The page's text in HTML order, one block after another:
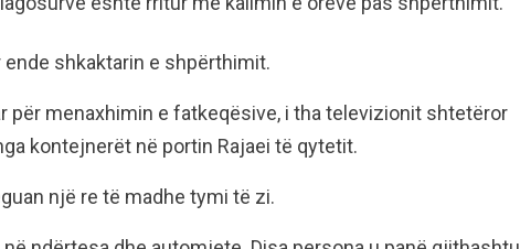
shkaktarin e shpërthimit.
për menaxhimin e fatkeqësive, i tha televizionit shtetëror
kontejnerët në portin Rajaei të qytetit.
një re të madhe tymi të zi.